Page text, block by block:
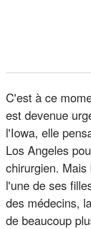
C'est à ce
est devenue
l'Iowa, elle
Los Angeles
chirurgien.
l'une de ses
des médecins,
de beaucoup